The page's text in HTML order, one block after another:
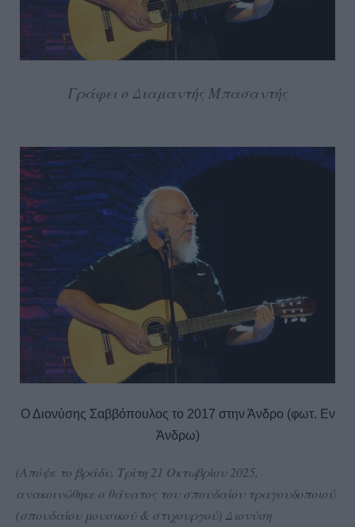
Γράφει ο Διαμαντής Μπασαντής
Ο Διονύσης Σαββόπουλος το 2017 στην Άνδρο (φωτ. Εν
Άνδρω)
(Απόψε το βράδυ, Τρίτη 21 Οκτωβρίου 2025,
ανακοινώθηκε ο θάνατος του σπουδαίου τραγουδοποιού
(σπουδαίου μουσικού & στιχουργού) Διονύση